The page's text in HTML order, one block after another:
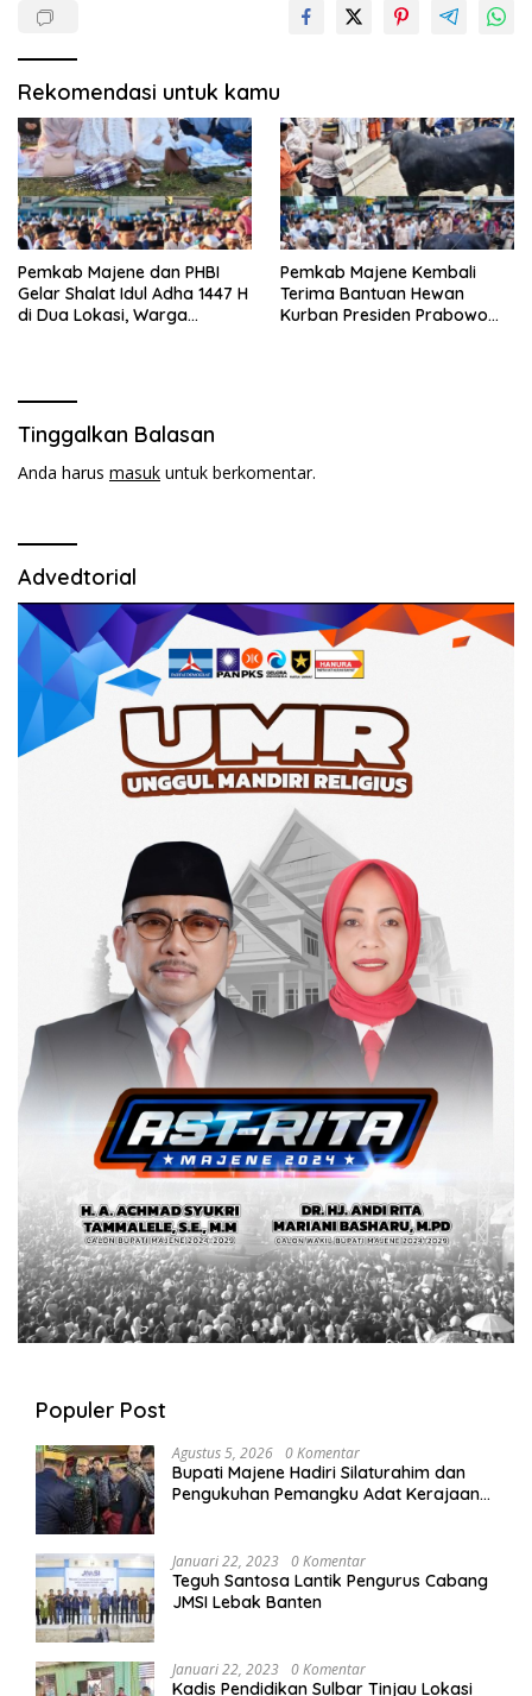
Rekomendasi untuk kamu
Pemkab Majene dan PHBI
Gelar Shalat Idul Adha 1447 H
di Dua Lokasi, Warga
Pemkab Majene Kembali
Terima Bantuan Hewan
Kurban Presiden Prabowo
Tinggalkan Balasan
Anda harus masuk untuk berkomentar.
Advedtorial
Populer Post
Agustus 5, 2026 0 Komentar
Bupati Majene Hadiri Silaturahim dan
Pengukuhan Pemangku Adat Kerajaan
Januari 22, 2023 0 Komentar
Teguh Santosa Lantik Pengurus Cabang
JMSI Lebak Banten
Januari 22, 2023 0 Komentar
Kadis Pendidikan Sulbar Tinjau Lokasi